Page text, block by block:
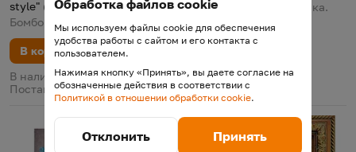
style" (А5)
Бомбора
В корзину
В наличии у поставщика.
Поставка 12 августа
В наличии у поставщика.
Обработка файлов cookie
Мы используем файлы cookie для обеспечения
удобства работы с сайтом и его контакта с
пользователем.
Нажимая кнопку «Принять», вы даете согласие на
обозначенные действия в соответствии с
Политикой в отношении обработки cookie.
Отклонить Принять